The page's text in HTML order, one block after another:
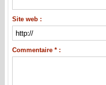
Site web :
Commentaire * :